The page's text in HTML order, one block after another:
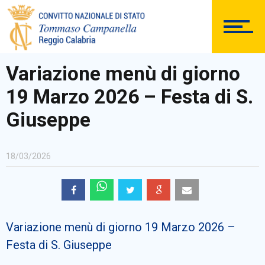
DOCUMENTAZIONE
BACHECA SINDACALE
Variazione menù di giorno
19 Marzo 2026 – Festa di S.
Giuseppe
18/03/2026
Variazione menù di giorno 19 Marzo 2026 –
Festa di S. Giuseppe